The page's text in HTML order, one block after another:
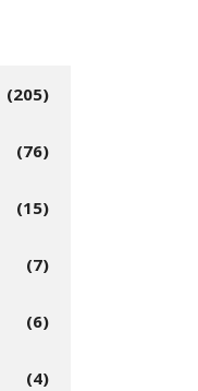
(205)
(76)
(15)
(7)
(6)
(4)